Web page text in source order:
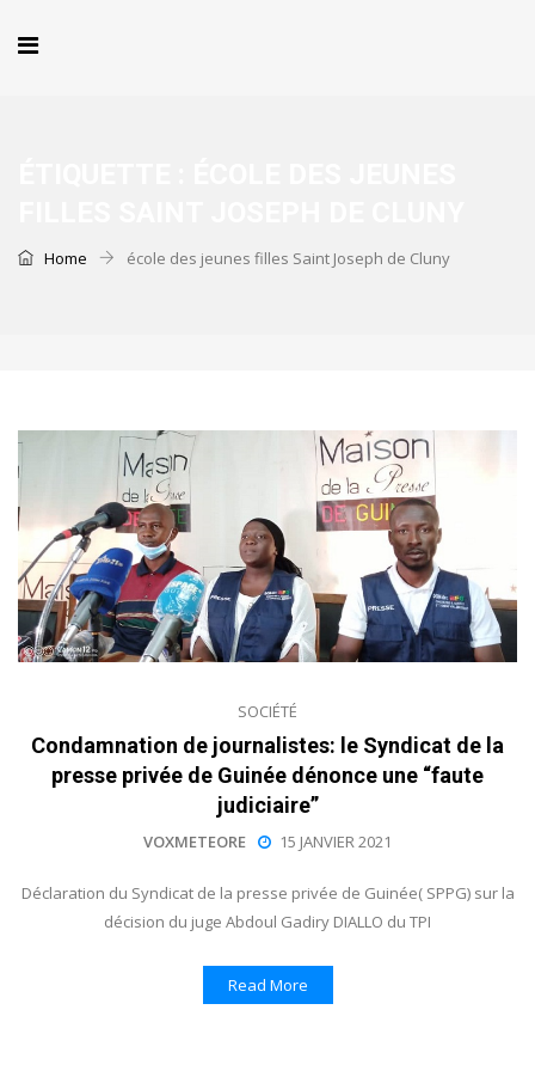
Home école des jeunes filles Saint Joseph de Cluny
SOCIÉTÉ
Condamnation de journalistes: le Syndicat de la
presse privée de Guinée dénonce une “faute
judiciaire”
VOXMETEORE 15 JANVIER 2021
Déclaration du Syndicat de la presse privée de Guinée( SPPG) sur la
décision du juge Abdoul Gadiry DIALLO du TPI
Read More